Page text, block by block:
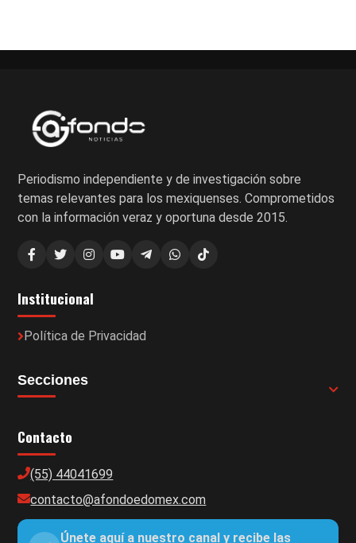
Periodismo independiente y de investigación sobre
temas relevantes para los mexiquenses. Comprometidos
con la información veraz y oportuna desde 2015.
Institucional
Política de Privacidad
Secciones
Contacto
(55) 44041699
contacto@afondoedomex.com
Únete aquí a nuestro canal y recibe las